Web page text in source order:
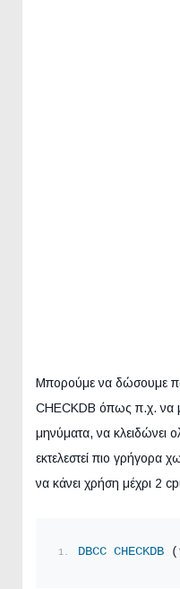
Μπορούμε να δώσουμε
CHECKDB όπως π.χ. να
μηνύματα, να κλειδώνει
εκτελεστεί πιο γρήγορα
να κάνει χρήση μέχρι 2
DBCC CHECKDB